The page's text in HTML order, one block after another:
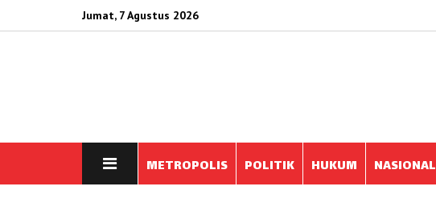
Jumat, 7 Agustus 2026
METROPOLIS POLITIK HUKUM NASIONAL